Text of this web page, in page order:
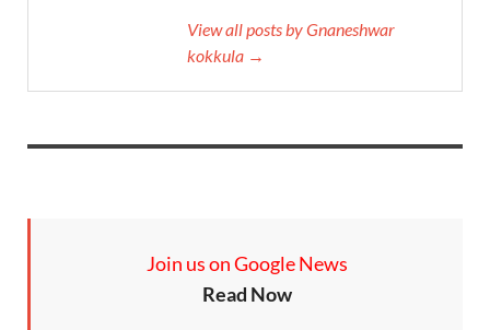
View all posts by Gnaneshwar
kokkula →
Join us on Google News
Read Now